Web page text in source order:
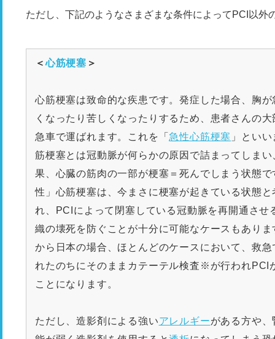
ただし、下記のようなさまざまな条件によってPCI以外
＜心筋梗塞 ＞
心筋梗塞は致命的な疾患です。発症した場合、胸が
くなったり苦しくなったりするため、患者さんの
急車で運ばれます。これを「 急性心筋梗塞 」とい
筋梗塞とは冠動脈が何らかの原因で詰まってしまい
果、心臓の筋肉の一部が梗塞＝死んでしまう状態で
性」心筋梗塞は、今まさに梗塞が起きている状態と
れ、PCIによって閉塞している冠動脈を再開通させ
織の壊死を防ぐことが十分に可能なケースもありま
から日本の場合、ほとんどのケースにおいて、救急
れたのちにそのままカテーテル検査※が行われPCI
ことになります。
ただし、造影剤による強いアレルギーがある方や